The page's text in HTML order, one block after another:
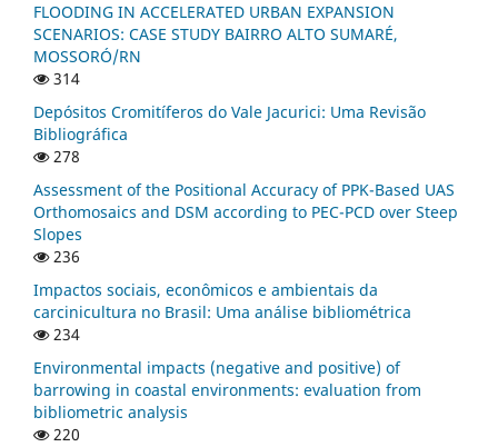
FLOODING IN ACCELERATED URBAN EXPANSION
SCENARIOS: CASE STUDY BAIRRO ALTO SUMARÉ,
MOSSORÓ/RN
314
Depósitos Cromitíferos do Vale Jacurici: Uma Revisão
Bibliográfica
278
Assessment of the Positional Accuracy of PPK-Based UAS
Orthomosaics and DSM according to PEC-PCD over Steep
Slopes
236
Impactos sociais, econômicos e ambientais da
carcinicultura no Brasil: Uma análise bibliométrica
234
Environmental impacts (negative and positive) of
barrowing in coastal environments: evaluation from
bibliometric analysis
220